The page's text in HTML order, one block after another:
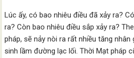
Lúc ấy, có bao nhiêu điều đã xảy ra?
ra? Còn bao nhiêu điều sắp xảy ra?
pháp, sẽ nảy nòi ra rất nhiều tăng
sinh lầm đường lạc lối. Thời Mạt pháp